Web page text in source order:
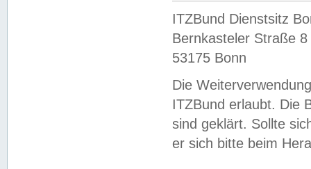
ITZBund Dienstsitz
Bernkasteler Straße 8
53175 Bonn
Die
ITZBund erlaubt. Die
sind geklärt. Sollte
er sich bitte beim